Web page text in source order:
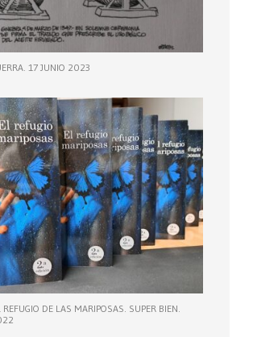
17 JUNIO 2023
DE LAS MARIPOSAS. SUPER BIEN.